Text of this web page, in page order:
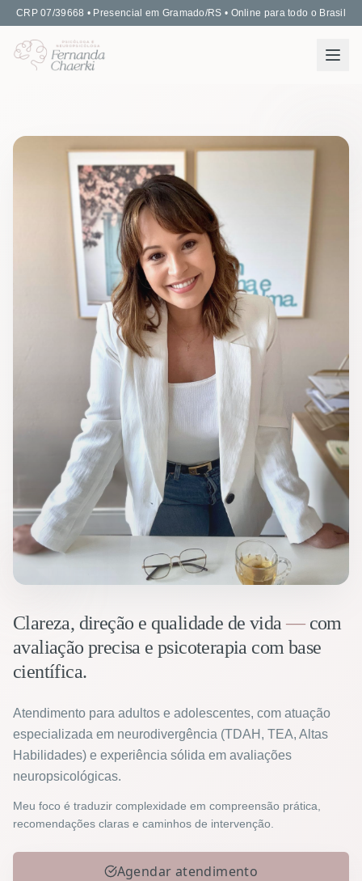
CRP 07/39668 • Presencial em Gramado/RS • Online para todo o Brasil
Clareza, direção e qualidade de vida —com
avaliação precisa e psicoterapia com base
científica.
Atendimento para adultos e adolescentes, com atuação
especializada em neurodivergência (TDAH, TEA, Altas
Habilidades) e experiência sólida em avaliações
neuropsicológicas.
Meu foco é traduzir complexidade em compreensão prática,
recomendações claras e caminhos de intervenção.
Agendar atendimento